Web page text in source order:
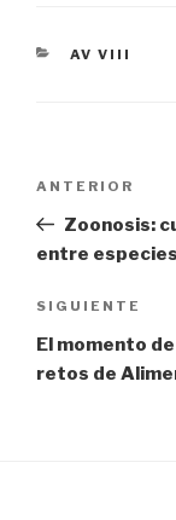
AV VIII
entradas
Entrada
anterior:
ANTERIOR
Zoonosis:
entre especies
Siguiente
entrada
SIGUIENTE
El momento
retos de